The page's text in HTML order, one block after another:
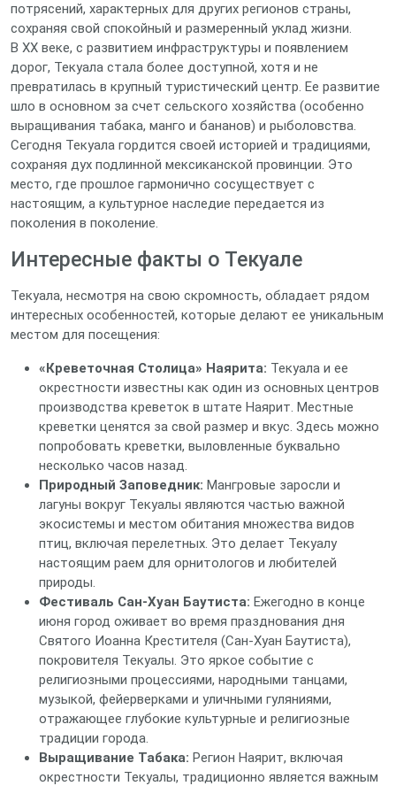
потрясений, характерных для других регионов страны,
сохраняя свой спокойный и размеренный уклад жизни.
В XX веке, с развитием инфраструктуры и появлением
дорог, Текуала стала более доступной, хотя и не
превратилась в крупный туристический центр. Ее развитие
шло в основном за счет сельского хозяйства (особенно
выращивания табака, манго и бананов) и рыболовства.
Сегодня Текуала гордится своей историей и традициями,
сохраняя дух подлинной мексиканской провинции. Это
место, где прошлое гармонично сосуществует с
настоящим, а культурное наследие передается из
поколения в поколение.
Интересные факты о Текуале
Текуала, несмотря на свою скромность, обладает рядом
интересных особенностей, которые делают ее уникальным
местом для посещения:
«Креветочная Столица» Наярита: Текуала и ее
окрестности известны как один из основных центров
производства креветок в штате Наярит. Местные
креветки ценятся за свой размер и вкус. Здесь можно
попробовать креветки, выловленные буквально
несколько часов назад.
Природный Заповедник: Мангровые заросли и
лагуны вокруг Текуалы являются частью важной
экосистемы и местом обитания множества видов
птиц, включая перелетных. Это делает Текуалу
настоящим раем для орнитологов и любителей
природы.
Фестиваль Сан-Хуан Баутиста: Ежегодно в конце
июня город оживает во время празднования дня
Святого Иоанна Крестителя (Сан-Хуан Баутиста),
покровителя Текуалы. Это яркое событие с
религиозными процессиями, народными танцами,
музыкой, фейерверками и уличными гуляниями,
отражающее глубокие культурные и религиозные
традиции города.
Выращивание Табака: Регион Наярит, включая
окрестности Текуалы, традиционно является важным